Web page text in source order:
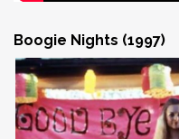
Boogie Nights (1997)